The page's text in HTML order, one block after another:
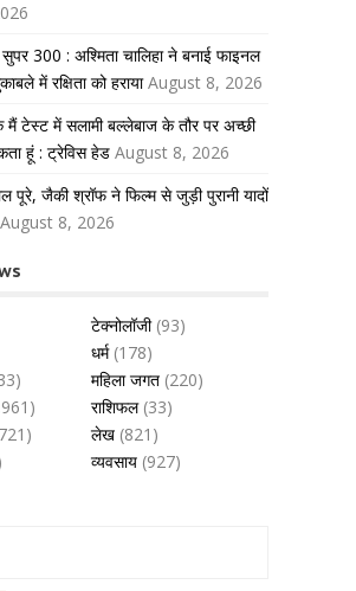
सुपर 300 : अश्मिता चालिहा ने बनाई फाइनल
में रक्षिता को हराया August 8, 2026
टेस्ट में सलामी बल्लेबाज के तौर पर अच्छी
हूं : ट्रेविस हेड August 8, 2026
पूरे, जैकी श्रॉफ ने फिल्म से जुड़ी पुरानी यादों
August 8, 2026
टेक्नोलॉजी(93)
धर्म(178)
महिला जगत (220)
राशिफल(33)
लेख (821)
व्यवसाय (927)